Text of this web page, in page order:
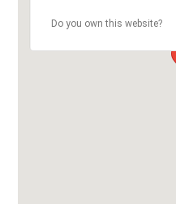
Do you own this website?